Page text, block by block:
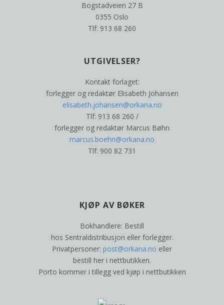
Bogstadveien 27 B
0355 Oslo
Tlf: 913 68 260
UTGIVELSER?
Kontakt forlaget:
forlegger og redaktør Elisabeth Johansen
elisabeth.johansen@orkana.no
Tlf: 913 68 260 /
forlegger og redaktør Marcus Bøhn
marcus.boehn@orkana.no
Tlf: 900 82 731
KJØP AV BØKER
Bokhandlere: Bestill
hos Sentraldistribusjon eller forlegger.
Privatpersoner: post@orkana.no eller
bestill her i nettbutikken.
Porto kommer i tillegg ved kjøp i nettbutikken